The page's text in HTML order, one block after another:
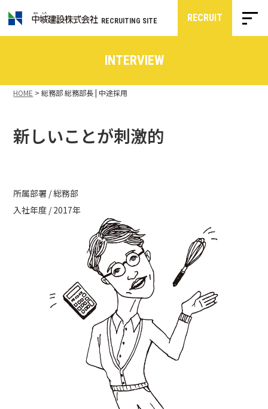
RECRUITING SITE RECRUIT
INTERVIEW
HOME >総務部 総務部長 | 中途採用
新しいことが刺激的
所属部署 / 総務部
入社年度 / 2017年